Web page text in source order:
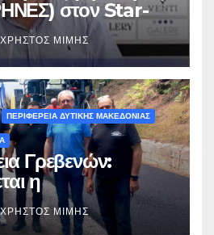
στον Star-
έγινε
– Σας
το Σάββατο
!» –
ΧΡΉΣΤΟΣ ΜΊΜΗΣ
ΠΕΡΙΦΕΡΕΙΑ ΔΥΤΙΚΗΣ ΜΑΚΕΔΟΝΙΑΣ
Γρεβενών:
η
της οδού
ΜΊΜΗΣ